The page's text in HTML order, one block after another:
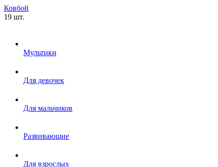
Ковбой
19 шт.
Мультики
Для девочек
Для мальчиков
Развивающие
Для взрослых